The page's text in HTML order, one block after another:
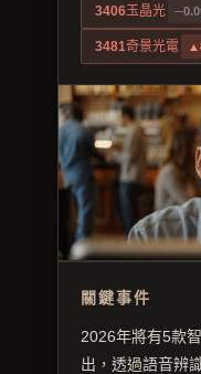
3406玉晶光
3481奇景光電
關鍵事件
2026年將有5款
出，透過語音辨